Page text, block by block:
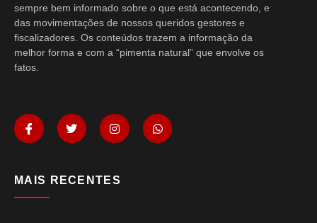
sempre bem informado sobre o que está acontecendo, e
das movimentações de nossos queridos gestores e
fiscalizadores. Os conteúdos trazem a informação da
melhor forma e com a “pimenta natural” que envolve os
fatos.
MAIS RECENTES